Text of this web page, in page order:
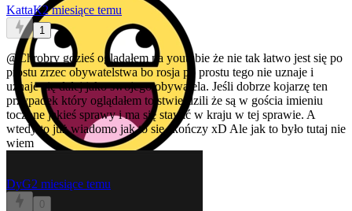
KattaK2 miesiące temu
1
@Chrobry gdzieś oglądałem na youtubie że nie tak łatwo jest się po
prostu zrzec obywatelstwa bo rosja po prostu tego nie uznaje i
uznaje cię dalej jako swojego obywatela. Jeśli dobrze kojarzę ten
przypadek który oglądałem to stwierdzili że są w gościa imieniu
toczone jakieś sprawy i ma się stawić w kraju w tej sprawie. A
wtedy to już wiadomo jak to się skończy xD Ale jak to było tutaj nie
wiem
DyG2 miesiące temu
0